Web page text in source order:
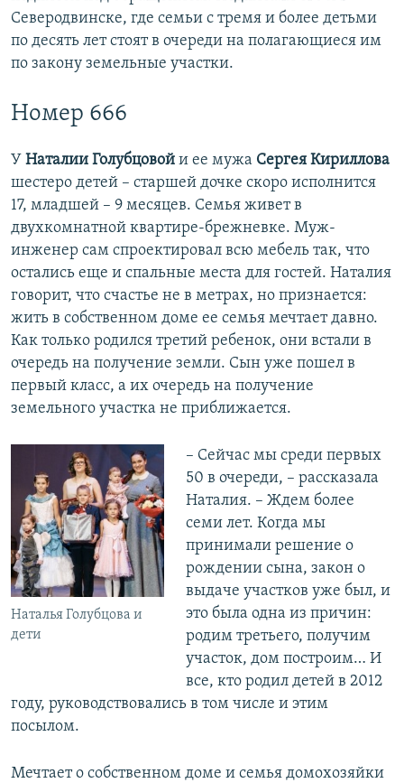
Северодвинске, где семьи с тремя и более детьми
по десять лет стоят в очереди на полагающиеся им
по закону земельные участки.
Номер 666
У Наталии Голубцовой и ее мужа Сергея Кириллова
шестеро детей – старшей дочке скоро исполнится
17, младшей – 9 месяцев. Семья живет в
двухкомнатной квартире-брежневке. Муж-
инженер сам спроектировал всю мебель так, что
остались еще и спальные места для гостей. Наталия
говорит, что счастье не в метрах, но признается:
жить в собственном доме ее семья мечтает давно.
Как только родился третий ребенок, они встали в
очередь на получение земли. Сын уже пошел в
первый класс, а их очередь на получение
земельного участка не приближается.
Наталья Голубцова и
дети
– Сейчас мы среди первых
50 в очереди, – рассказала
Наталия. – Ждем более
семи лет. Когда мы
принимали решение о
рождении сына, закон о
выдаче участков уже был, и
это была одна из причин:
родим третьего, получим
участок, дом построим… И
все, кто родил детей в 2012
году, руководствовались в том числе и этим
посылом.
Мечтает о собственном доме и семья домохозяйки